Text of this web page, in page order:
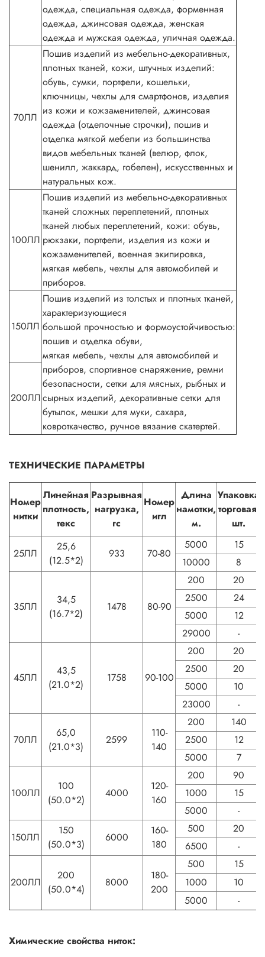
одежда, специальная одежда, форменная
одежда, джинсовая одежда, женская
одежда и мужская одежда, уличная одежда.
70ЛЛ
Пошив изделий из мебельно-декоративных,
плотных тканей, кожи, штучных изделий:
обувь, сумки, портфели, кошельки,
ключницы, чехлы для смартфонов, изделия
из кожи и кожзаменителей, джинсовая
одежда (отделочные строчки), пошив и
отделка мягкой мебели из большинства
видов мебельных тканей (велюр, флок,
шенилл, жаккард, гобелен), искусственных и
натуральных кож.
100ЛЛ
Пошив изделий из мебельно-декоративных
тканей сложных переплетений, плотных
тканей любых переплетений, кожи: обувь,
рюкзаки, портфели, изделия из кожи и
кожзаменителей, военная экипировка,
мягкая мебель, чехлы для автомобилей и
приборов.
150ЛЛ
Пошив изделий из толстых и плотных тканей,
характеризующиеся
большой прочностью и формоустойчивостью:
пошив и отделка обуви,
мягкая мебель, чехлы для автомобилей и
приборов, спортивное снаряжение, ремни
безопасности, сетки для мясных, рыбных и
сырных изделий, декоративные сетки для
бутылок, мешки для муки, сахара,
ковроткачество, ручное вязание скатертей.
200ЛЛ
ТЕХНИЧЕСКИЕ ПАРАМЕТРЫ
Номер
нитки
Линейная
плотность,
текс
Разрывная
нагрузка,
гс
Номер
игл
Длина
намотки,
м.
Упаковка
торговая,
шт.
25ЛЛ
25,6
(12.5*2)
933 70-80
5000
15
10000
8
35ЛЛ
34,5
(16.7*2)
1478 80-90
200
20
2500
24
5000
12
29000
-
45ЛЛ
43,5
(21.0*2)
1758 90-100
200
20
2500
20
5000
10
23000
-
70ЛЛ
65,0
(21.0*3)
2599
110-
140
200
140
2500
12
5000
7
100ЛЛ
100
(50.0*2)
4000
120-
160
200
90
1000
15
5000
-
150ЛЛ
150
(50.0*3)
6000
160-
180
500
20
6500
-
200ЛЛ
200
(50.0*4)
8000
180-
200
500
15
1000
10
5000
-
Химические свойства ниток: